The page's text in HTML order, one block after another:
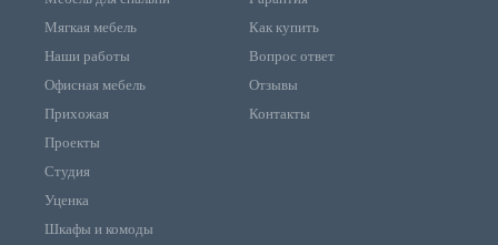
Мягкая мебель
Наши работы
Офисная мебель
Прихожая
Проекты
Студия
Уценка
Шкафы и комоды
Как купить
Вопрос ответ
Отзывы
Контакты